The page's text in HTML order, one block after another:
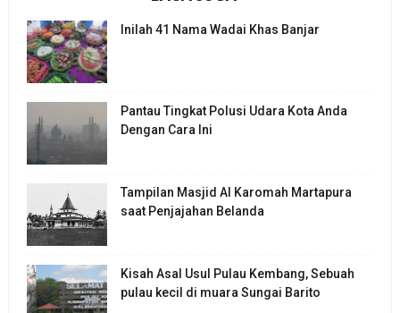
Inilah 41 Nama Wadai Khas Banjar
Pantau Tingkat Polusi Udara Kota Anda
Dengan Cara Ini
Tampilan Masjid Al Karomah Martapura
saat Penjajahan Belanda
Kisah Asal Usul Pulau Kembang, Sebuah
pulau kecil di muara Sungai Barito